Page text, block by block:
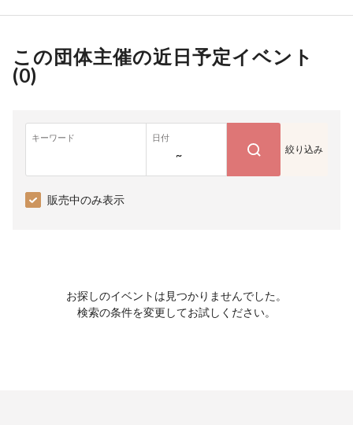
この団体主催の近日予定イベント
(0)
キーワード 日付
~ 絞り込み
販売中のみ表示
お探しのイベントは見つかりませんでした。
検索の条件を変更してお試しください。